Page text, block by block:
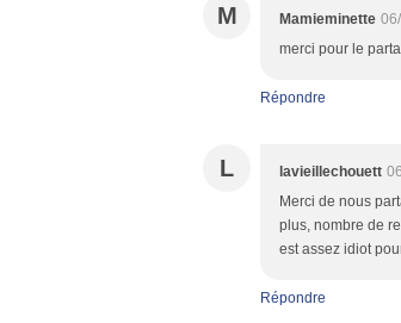
M Mamieminette
merci pour le
Répondre
L lavieillechouett
Merci de nous
plus, nombre de
est assez idiot
Répondre